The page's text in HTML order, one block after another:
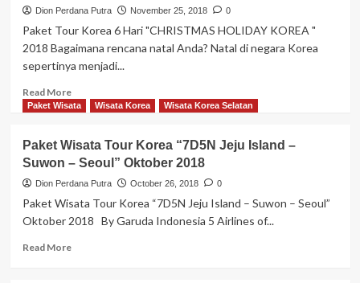
“Imagine
Korea
(Jeonju-
Seoul)
–
Maret
Dion Perdana Putra November 25, 2018 0
Paket Tour Korea 6 Hari "CHRISTMAS HOLIDAY KOREA "
2018 Bagaimana rencana natal Anda? Natal di negara Korea
sepertinya menjadi...
Read MoreRead
more
Tour
Korea
6
HOLIDAY
Paket Wisata Wisata Korea Wisata Korea Selatan
Paket Wisata Tour Korea “7D5N Jeju Island –
Suwon – Seoul” Oktober 2018
Dion Perdana Putra October 26, 2018 0
Paket Wisata Tour Korea “7D5N Jeju Island – Suwon – Seoul”
Oktober 2018 By Garuda Indonesia 5 Airlines of...
Read MoreRead